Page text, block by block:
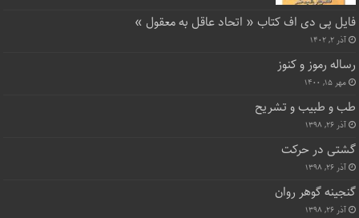
فایل پی دی اف کتاب « اتحاد عاقل به معقول »
آذر ۲, ۱۴۰۲
رساله رموز و کنوز
مهر ۱۵, ۱۴۰۰
طب و طبیب و تشریح
آذر ۲۶, ۱۳۹۸
گشتی در حرکت
آذر ۲۶, ۱۳۹۸
گنجینه گوهر روان
آذر ۲۶, ۱۳۹۸